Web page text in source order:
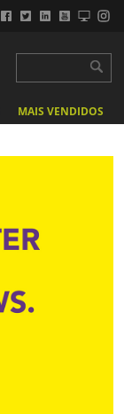
MAIS VENDIDOS